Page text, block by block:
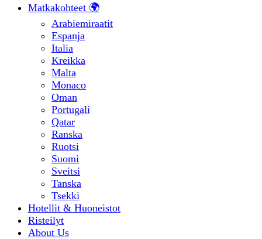
Matkakohteet 🌍
Arabiemiraatit
Espanja
Italia
Kreikka
Malta
Monaco
Oman
Portugali
Qatar
Ranska
Ruotsi
Suomi
Sveitsi
Tanska
Tsekki
Hotellit & Huoneistot
Risteilyt
About Us